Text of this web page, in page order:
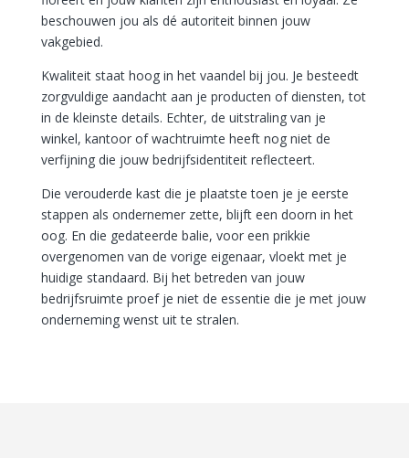
beschouwen jou als dé autoriteit binnen jouw
vakgebied.
Kwaliteit staat hoog in het vaandel bij jou. Je besteedt
zorgvuldige aandacht aan je producten of diensten, tot
in de kleinste details. Echter, de uitstraling van je
winkel, kantoor of wachtruimte heeft nog niet de
verfijning die jouw bedrijfsidentiteit reflecteert.
Die verouderde kast die je plaatste toen je je eerste
stappen als ondernemer zette, blijft een doorn in het
oog. En die gedateerde balie, voor een prikkie
overgenomen van de vorige eigenaar, vloekt met je
huidige standaard. Bij het betreden van jouw
bedrijfsruimte proef je niet de essentie die je met jouw
onderneming wenst uit te stralen.